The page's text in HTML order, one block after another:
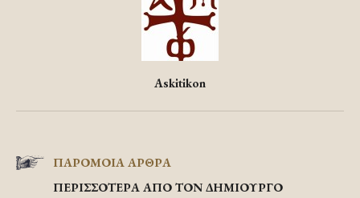
Askitikon
ΠΑΡΟΜΟΙΑ ΑΡΘΡΑ
ΠΕΡΙΣΣΟΤΕΡΑ ΑΠΟ ΤΟΝ ΔΗΜΙΟΥΡΓΟ